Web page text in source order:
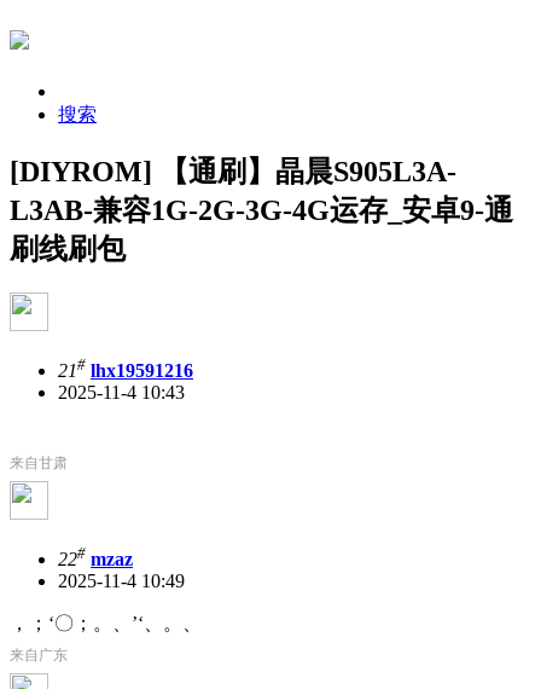
搜索
[DIYROM] 【通刷】晶晨S905L3A-
L3AB-兼容1G-2G-3G-4G运存_安卓9-通
刷线刷包
21# lhx19591216
2025-11-4 10:43
来自甘肃
22# mzaz
2025-11-4 10:49
，；‘〇；。、’‘、。、
来自广东